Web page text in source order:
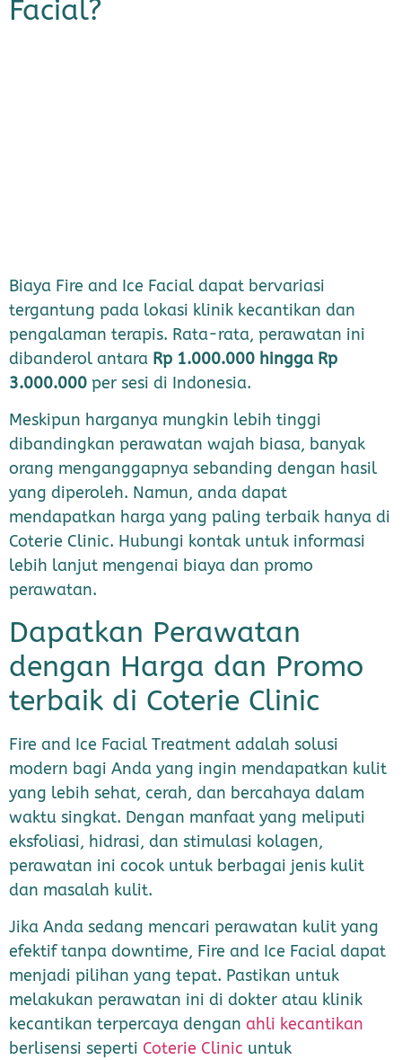
Facial?
Biaya Fire and Ice Facial dapat bervariasi
tergantung pada lokasi klinik kecantikan dan
pengalaman terapis. Rata-rata, perawatan ini
dibanderol antara Rp 1.000.000 hingga Rp
3.000.000 per sesi di Indonesia.
Meskipun harganya mungkin lebih tinggi
dibandingkan perawatan wajah biasa, banyak
orang menganggapnya sebanding dengan hasil
yang diperoleh. Namun, anda dapat
mendapatkan harga yang paling terbaik hanya di
Coterie Clinic. Hubungi kontak untuk informasi
lebih lanjut mengenai biaya dan promo
perawatan.
Dapatkan Perawatan
dengan Harga dan Promo
terbaik di Coterie Clinic
Fire and Ice Facial Treatment adalah solusi
modern bagi Anda yang ingin mendapatkan kulit
yang lebih sehat, cerah, dan bercahaya dalam
waktu singkat. Dengan manfaat yang meliputi
eksfoliasi, hidrasi, dan stimulasi kolagen,
perawatan ini cocok untuk berbagai jenis kulit
dan masalah kulit.
Jika Anda sedang mencari perawatan kulit yang
efektif tanpa downtime, Fire and Ice Facial dapat
menjadi pilihan yang tepat. Pastikan untuk
melakukan perawatan ini di dokter atau klinik
kecantikan terpercaya dengan ahli kecantikan
berlisensi seperti Coterie Clinic untuk